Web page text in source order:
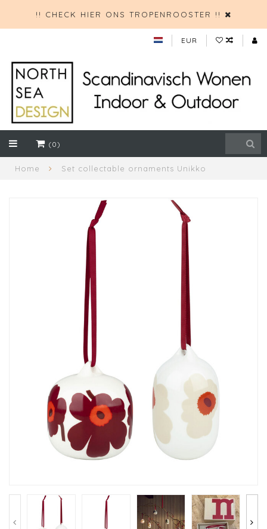
!! CHECK HIER ONS TROPENROOSTER !!
EUR
(0)
Home Set collectable ornaments Unikko